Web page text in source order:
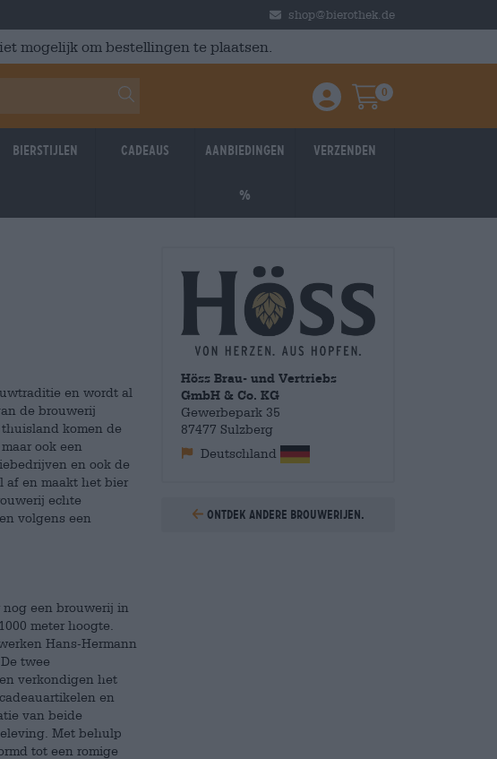
shop@bierothek.de
mogelijk om bestellingen te plaatsen.
Einloggen / Anmelden
Warenkorb
0
Bierstijlen Cadeaus Aanbiedingen
%
Verzenden
en wordt al
de brouwerij
komen de
ook een
en ook de
af en maakt het bier
echte
volgens een
een brouwerij in
meter hoogte.
Hans-Hermann
twee
verkondigen het
en
van beide
Met behulp
tot een romige
Höss Brau- und Vertriebs
GmbH & Co. KG
Gewerbepark 35
87477 Sulzberg
Deutschland
Ontdek andere brouwerijen.